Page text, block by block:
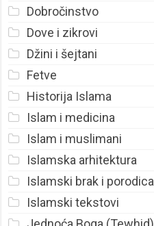
Dobročinstvo
Dove i zikrovi
Džini i šejtani
Fetve
Historija Islama
Islam i medicina
Islam i muslimani
Islamska arhitektura
Islamski brak i porodica
Islamski tekstovi